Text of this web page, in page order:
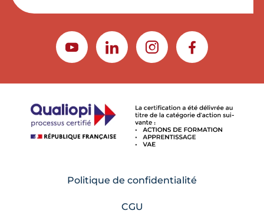
YOUTUBELINKEDININSTAGRAMFACEBOOK
Politique de confidentialité
CGU